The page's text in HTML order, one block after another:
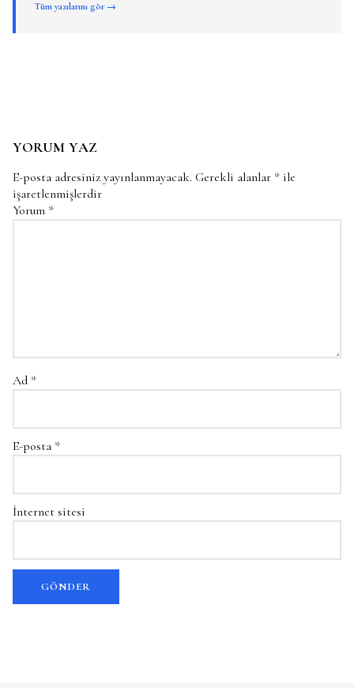
Tüm yazılarını gör →
YORUM YAZ
E-posta adresiniz yayınlanmayacak. Gerekli alanlar * ile
işaretlenmişlerdir
Yorum *
Ad *
E-posta *
İnternet sitesi